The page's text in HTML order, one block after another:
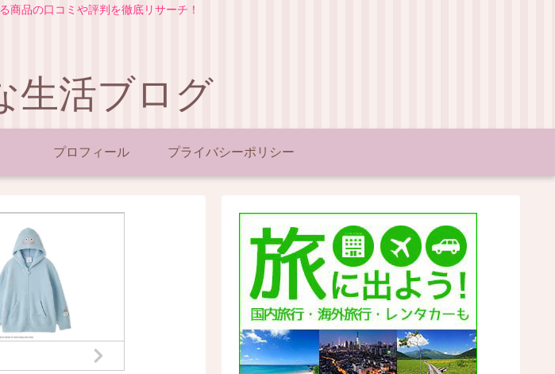
商品の口コミや評判を徹底リサーチ！
生活ブログ
プロフィール プライバシーポリシー